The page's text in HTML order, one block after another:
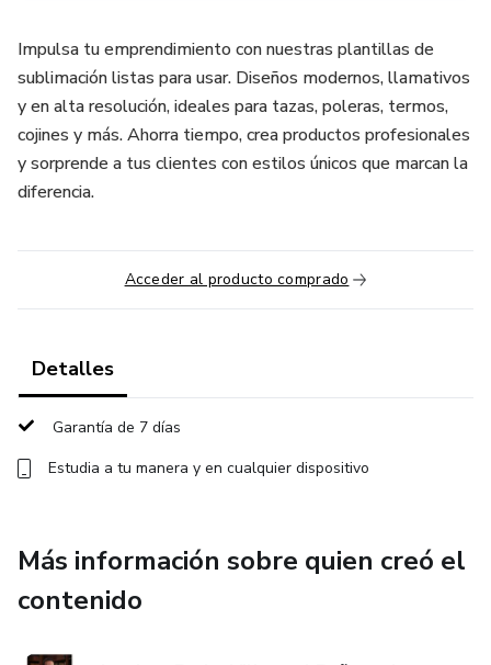
Impulsa tu emprendimiento con nuestras plantillas de
sublimación listas para usar. Diseños modernos, llamativos
y en alta resolución, ideales para tazas, poleras, termos,
cojines y más. Ahorra tiempo, crea productos profesionales
y sorprende a tus clientes con estilos únicos que marcan la
diferencia.
Acceder al producto comprado
Detalles
Garantía de 7 días
Estudia a tu manera y en cualquier dispositivo
Más información sobre quien creó el
contenido